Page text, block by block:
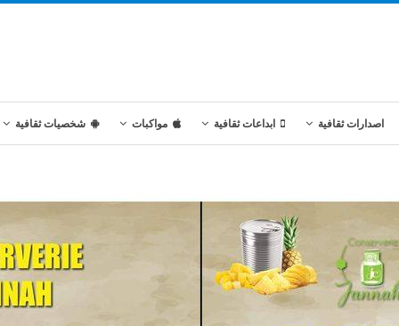
اصدارات ثقافية ابداعات ثقافية مواكبات شخصيات ثقافية